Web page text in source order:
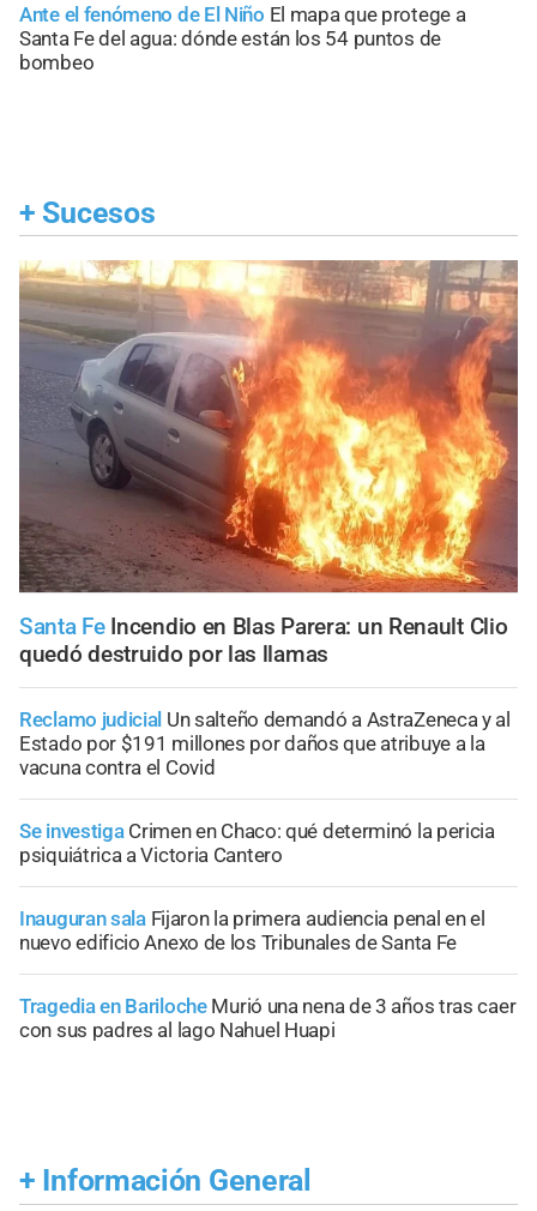
Ante el fenómeno de El Niño El mapa que protege a
Santa Fe del agua: dónde están los 54 puntos de
bombeo
+ Sucesos
Santa Fe Incendio en Blas Parera: un Renault Clio
quedó destruido por las llamas
Reclamo judicial Un salteño demandó a AstraZeneca y al
Estado por $191 millones por daños que atribuye a la
vacuna contra el Covid
Se investiga Crimen en Chaco: qué determinó la pericia
psiquiátrica a Victoria Cantero
Inauguran sala Fijaron la primera audiencia penal en el
nuevo edificio Anexo de los Tribunales de Santa Fe
Tragedia en Bariloche Murió una nena de 3 años tras caer
con sus padres al lago Nahuel Huapi
+ Información General